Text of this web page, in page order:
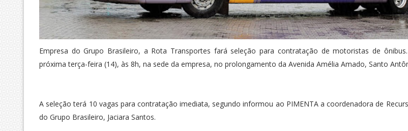
Empresa do Grupo Brasileiro, a Rota Transportes fará seleção para contratação de motoristas de
próxima terça-feira (14), às 8h, na sede da empresa, no prolongamento da Avenida Amélia Amado, Santo
A seleção terá 10 vagas para contratação imediata, segundo informou ao PIMENTA a coordenadora de
do Grupo Brasileiro, Jaciara Santos.